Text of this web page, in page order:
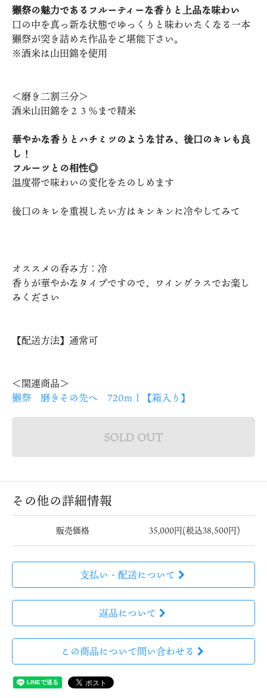
獺祭の魅力であるフルーティーな香りと上品な味わい
口の中を真っ新な状態でゆっくりと味わいたくなる一本
獺祭が突き詰めた作品をご堪能下さい。
※酒米は山田錦を使用
＜磨き二割三分＞
酒米山田錦を２３％まで精米
華やかな香りとハチミツのような甘み、後口のキレも良
し！
フルーツとの相性◎
温度帯で味わいの変化をたのしめます
後口のキレを重視したい方はキンキンに冷やしてみて
オススメの呑み方：冷
香りが華やかなタイプですので、ワイングラスでお楽し
みください
【配送方法】通常可
＜関連商品＞
獺祭 磨きその先へ 720ｍｌ【箱入り】
SOLD OUT
その他の詳細情報
販売価格 35,000円(税込38,500円)
支払い・配送について
返品について
この商品について問い合わせる